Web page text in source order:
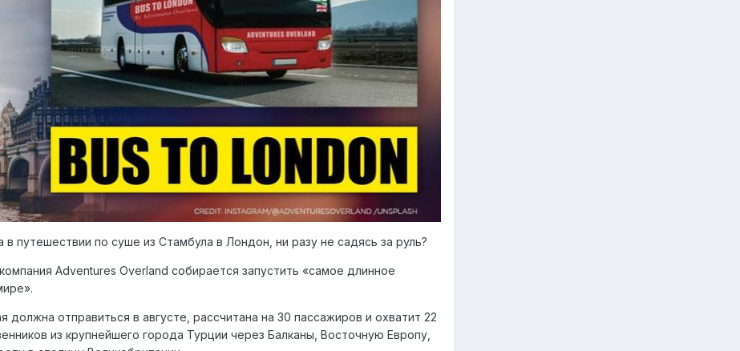
путешествии по суше из Стамбула в Лондон, ни разу не садясь за руль?
Adventures Overland собирается запустить «самое длинное
должна отправиться в августе, рассчитана на 30 пассажиров и охватит 22
из крупнейшего города Турции через Балканы, Восточную Европу,